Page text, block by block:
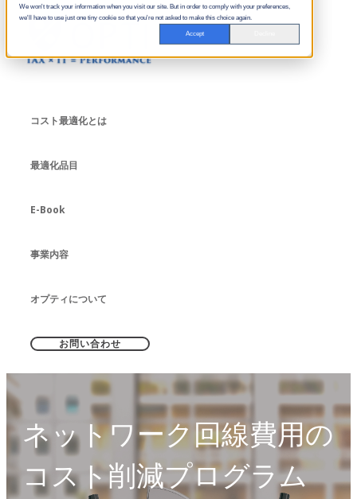
We won't track your information when you visit our site. But in order to comply with your preferences,
we'll have to use just one tiny cookie so that you're not asked to make this choice again.
Accept
コスト最適化とは
最適化品目
E-Book
事業内容
オプティについて
お問い合わせ
ネットワーク回線費用の
コスト削減プログラム